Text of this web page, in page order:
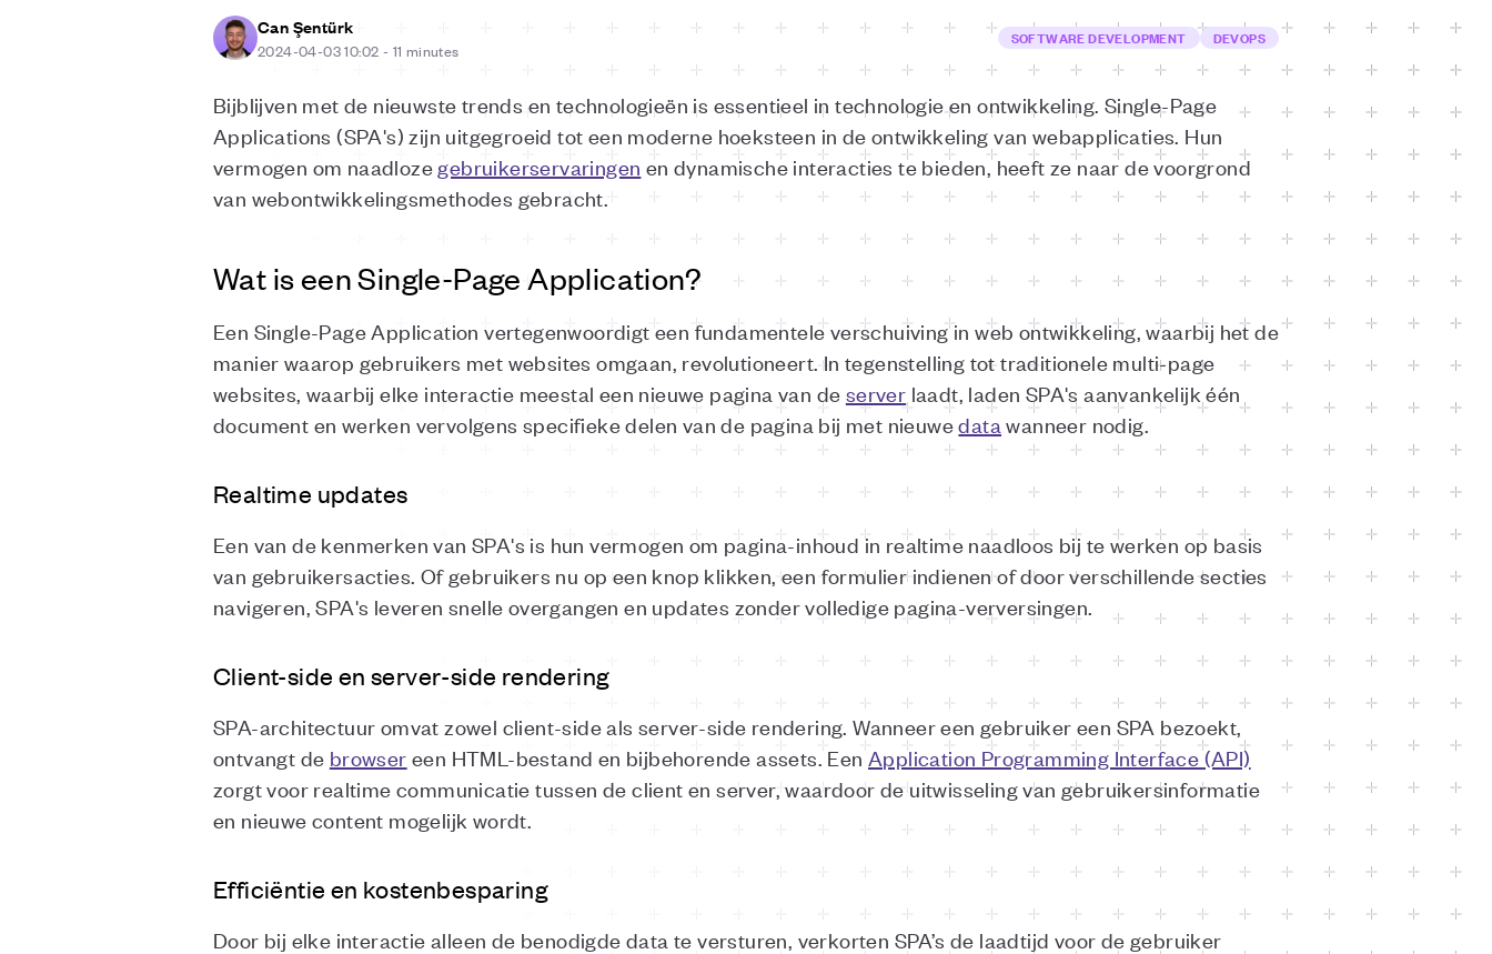
Can Şentürk
2024-04-03 10:02 - 11 minutes
SOFTWARE DEVELOPMENT DEVOPS
Bijblijven met de nieuwste trends en technologieën is essentieel in technologie en ontwikkeling. Single-Page
Applications (SPA's) zijn uitgegroeid tot een moderne hoeksteen in de ontwikkeling van webapplicaties. Hun
vermogen om naadlozegebruikerservaringen en dynamische interacties te bieden, heeft ze naar de voorgrond
van webontwikkelingsmethodes gebracht.
Wat is een Single-Page Application?
Een Single-Page Application vertegenwoordigt een fundamentele verschuiving in web ontwikkeling, waarbij het de
manier waarop gebruikers met websites omgaan, revolutioneert. In tegenstelling tot traditionele multi-page
websites, waarbij elke interactie meestal een nieuwe pagina van de server laadt, laden SPA's aanvankelijk één
document en werken vervolgens specifieke delen van de pagina bij met nieuwedata wanneer nodig.
Realtime updates
Een van de kenmerken van SPA's is hun vermogen om pagina-inhoud in realtime naadloos bij te werken op basis
van gebruikersacties. Of gebruikers nu op een knop klikken, een formulier indienen of door verschillende secties
navigeren, SPA's leveren snelle overgangen en updates zonder volledige pagina-verversingen.
Client-side en server-side rendering
SPA-architectuur omvat zowel client-side als server-side rendering. Wanneer een gebruiker een SPA bezoekt,
ontvangt de browser een HTML-bestand en bijbehorende assets. EenApplication Programming Interface (API)
zorgt voor realtime communicatie tussen de client en server, waardoor de uitwisseling van gebruikersinformatie
en nieuwe content mogelijk wordt.
Efficiëntie en kostenbesparing
Door bij elke interactie alleen de benodigde data te versturen, verkorten SPA’s de laadtijd voor de gebruiker